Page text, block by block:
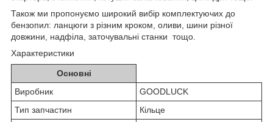
Також ми пропонуємо широкий вибір комплектуючих до
бензопил: ланцюги з різним кроком, оливи, шини різної
довжини, надфіла, заточувальні станки тощо.
Характеристики
Основні
Виробник
GOODLUCK
Тип запчастин
Кільце